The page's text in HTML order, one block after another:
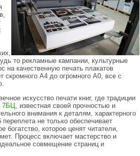
то рекламные кампании, культурные
на качественную печать плакатов
скромного А4 до огромного А0, все с
искусство печати книг, где традиции
7БЦ, известная своей прочностью и
внимания к деталям, характерного
не только обеспечивает
богатство, которое ценят читатели,
Процесс включает мастерство и
совмещение страниц и